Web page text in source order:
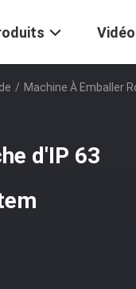
/ Machine À Emballer
d'IP 63